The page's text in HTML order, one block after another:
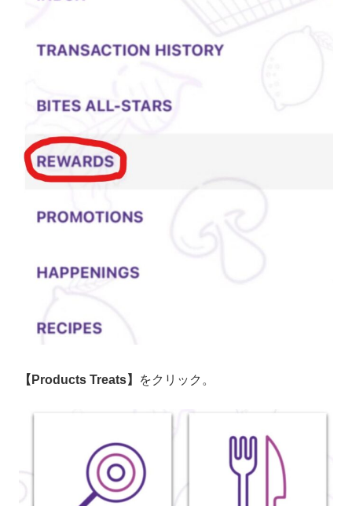
【Products Treats】 をクリック。